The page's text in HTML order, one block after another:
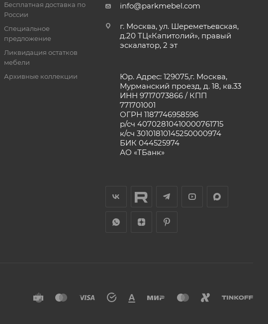
Бесплатная доставка по
России
Специальное
предложение
Ликвидация остатков
мебели
Архивные коллекции
info@parkmebel.com
г. Москва, ул. Шереметьевская,
д.20 ТЦ«Капитолий», правый
эскалатор, 2 эт
Юр. Адрес: 129075,г. Москва,
Мурманский проезд, д. 18, кв.33
ИНН 9717073866 / КПП
771701001
ОГРН 1187746958596
р/сч 40702810410000761715
к/сч 30101810145250000974
БИК 044525974
АО «ТБанк»